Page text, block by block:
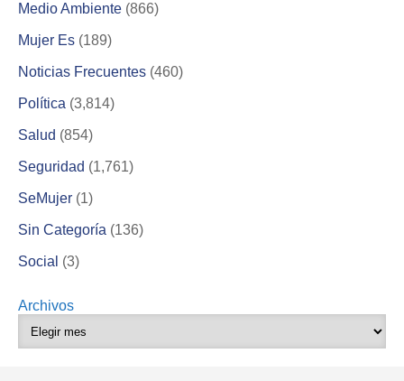
Medio Ambiente (866)
Mujer Es (189)
Noticias Frecuentes (460)
Política (3,814)
Salud (854)
Seguridad (1,761)
SeMujer (1)
Sin Categoría (136)
Social (3)
Archivos